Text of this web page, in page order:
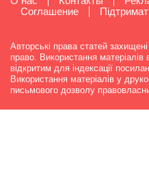
Cоглашение
Авторські права статей
право. Використання
відкритим для індексації
Використання матеріалів у
письмового дозволу